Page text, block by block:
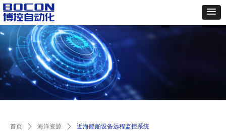
首页 ꄲ 海洋资源 ꄲ 近海船舶设备远程监控系统